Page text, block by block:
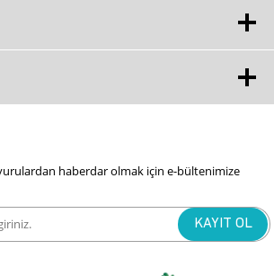
haberdar olmak için e-bültenimize